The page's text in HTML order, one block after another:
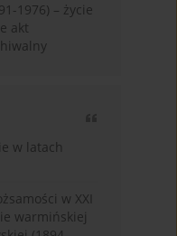
1976) – życie
akt
w latach
w XXI
warmińskiej